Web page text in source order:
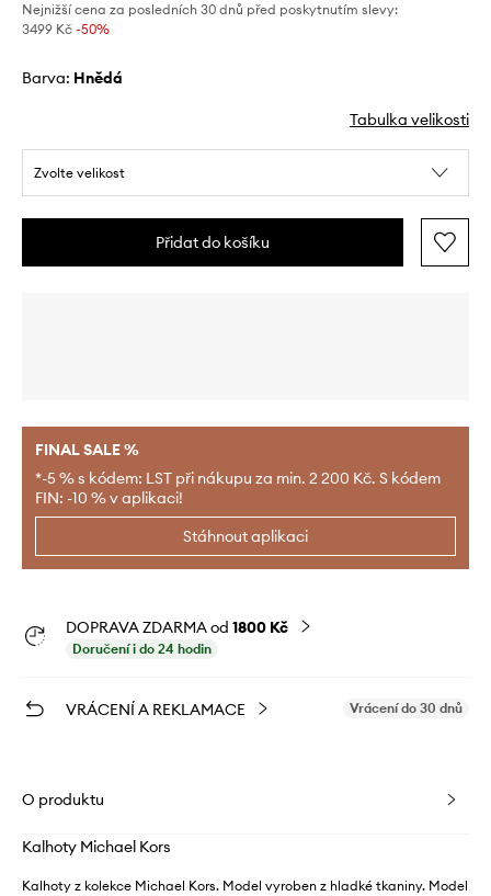
Nejnižší cena za posledních 30 dnů před poskytnutím slevy:
3499 Kč -50%
Barva: hnědá
Tabulka velikosti
Zvolte velikost
Přidat do košíku
FINAL SALE %
*-5 % s kódem: LST při nákupu za min. 2 200 Kč. S kódem
FIN: -10 % v aplikaci!
Stáhnout aplikaci
DOPRAVA ZDARMA od 1800 Kč
Doručení i do 24 hodin
VRÁCENÍ A REKLAMACE Vrácení do 30 dnů
O produktu
Kalhoty Michael Kors
Kalhoty z kolekce Michael Kors. Model vyroben z hladké tkaniny. Model